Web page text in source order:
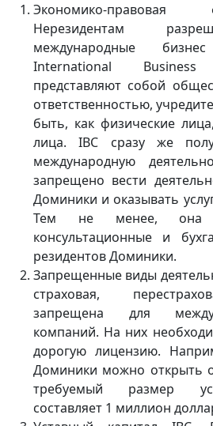
Экономико-
Нерезидентам
международные
International
представляют собой
ответственностью,
быть, как физические
лица. IBC сразу же
международную
запрещено вести
Доминики и оказывать
Тем не менее, она
консультационные и
резидентов Доминики.
Запрещенные виды
страховая,
запрещена для
компаний. На них
дорогую лицензию.
Доминики можно открыть
требуемый размер
составляет 1 миллион